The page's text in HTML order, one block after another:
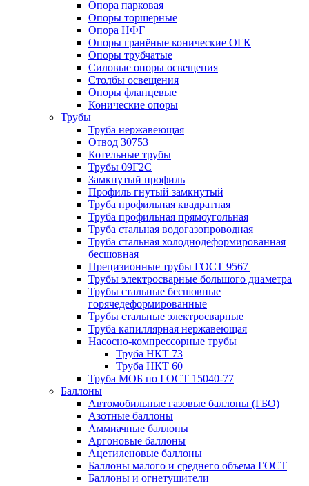
Опора парковая
Опоры торшерные
Опора НФГ
Опоры гранёные конические ОГК
Опоры трубчатые
Силовые опоры освещения
Столбы освещения
Опоры фланцевые
Конические опоры
Трубы
Труба нержавеющая
Отвод 30753
Котельные трубы
Трубы 09Г2С
Замкнутый профиль
Профиль гнутый замкнутый
Труба профильная квадратная
Труба профильная прямоугольная
Труба стальная водогазопроводная
Труба стальная холоднодеформированная
бесшовная
Прецизионные трубы ГОСТ 9567
Трубы электросварные большого диаметра
Трубы стальные бесшовные
горячедеформированные
Трубы стальные электросварные
Труба капиллярная нержавеющая
Насосно-компрессорные трубы
Труба НКТ 73
Труба НКТ 60
Труба МОБ по ГОСТ 15040-77
Баллоны
Автомобильные газовые баллоны (ГБО)
Азотные баллоны
Аммиачные баллоны
Аргоновые баллоны
Ацетиленовые баллоны
Баллоны малого и среднего объема ГОСТ
Баллоны и огнетушители